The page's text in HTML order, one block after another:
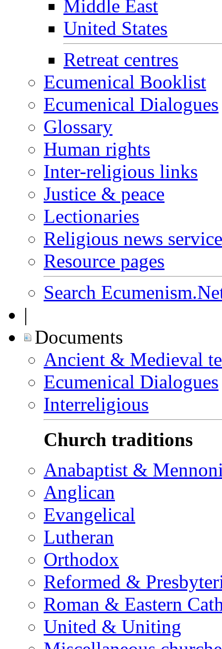
Middle East
United States
Retreat centres
Ecumenical Booklist
Ecumenical Dialogues
Glossary
Human rights
Inter-religious links
Justice & peace
Lectionaries
Religious news
Resource pages
Search
|
Documents
Ancient & Medieval
Ecumenical Dialogues
Interreligious
Church traditions
Anabaptist &
Anglican
Evangelical
Lutheran
Orthodox
Reformed &
Roman & Eastern
United & Uniting